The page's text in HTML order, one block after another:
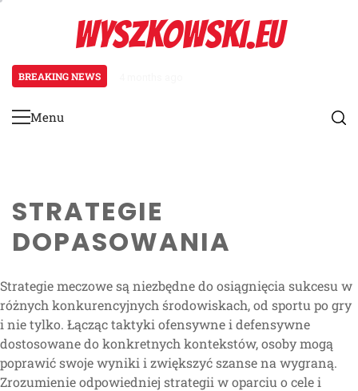
WYSZKOWSKI.EU
BREAKING NEWS
Primary
Menu
STRATEGIE
DOPASOWANIA
Strategie meczowe są niezbędne do osiągnięcia sukcesu w
różnych konkurencyjnych środowiskach, od sportu po gry
i nie tylko. Łącząc taktyki ofensywne i defensywne
dostosowane do konkretnych kontekstów, osoby mogą
poprawić swoje wyniki i zwiększyć szanse na wygraną.
Zrozumienie odpowiedniej strategii w oparciu o cele i